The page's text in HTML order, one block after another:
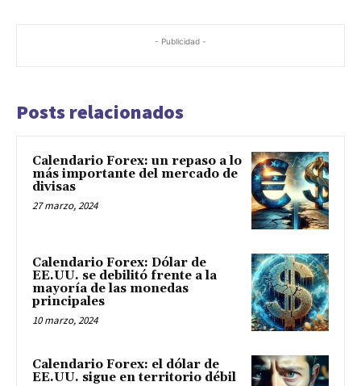
- Publicidad -
Posts relacionados
Calendario Forex: un repaso a lo
más importante del mercado de
divisas
27 marzo, 2024
Calendario Forex: Dólar de
EE.UU. se debilitó frente a la
mayoría de las monedas
principales
10 marzo, 2024
Calendario Forex: el dólar de
EE.UU. sigue en territorio débil